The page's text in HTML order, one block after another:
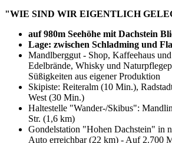
"WIE SIND WIR EIGENTLICH
auf 980m Seehöhe mit Dachstein
Lage: zwischen Schladming und
Mandlberggut - Shop, Kaffeehaus
Edelbrände, Whisky und
Süßigkeiten aus eigener Produktion
Skipiste: Reiteralm (10 Min.),
West (30 Min.)
Haltestelle "Wander-/Skibus":
Str. (1,6 km)
Gondelstation "Hohen Dachstein" in
Auto erreichbar (22 km) - Auf 2.700